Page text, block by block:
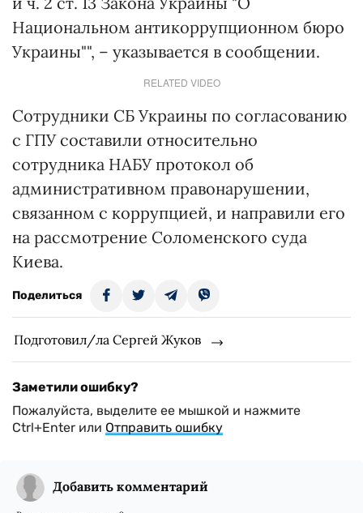
Национальном антикоррупционном бюро
Украины"", – указывается в сообщении.
RELATED VIDEO
Сотрудники СБ Украины по согласованию
с ГПУ составили относительно
сотрудника НАБУ протокол об
административном правонарушении,
связанном с коррупцией, и направили его
на рассмотрение Соломенского суда
Киева.
Поделиться
Подготовил/ла Сергей Жуков
Заметили ошибку?
Пожалуйста, выделите ее мышкой и нажмите
Ctrl+Enter или Отправить ошибку
Добавить комментарий